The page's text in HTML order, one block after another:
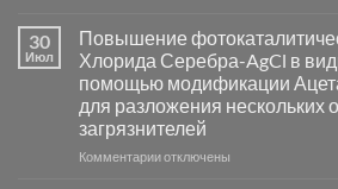
Пламенный
синтез
катализаторов
и
сенсоров
на
основе
30
Июл
Повышение
Хлорида Серебра-AgCl в
помощью модификации
для разложения нескольких
загрязнителей
Комментариикотключены